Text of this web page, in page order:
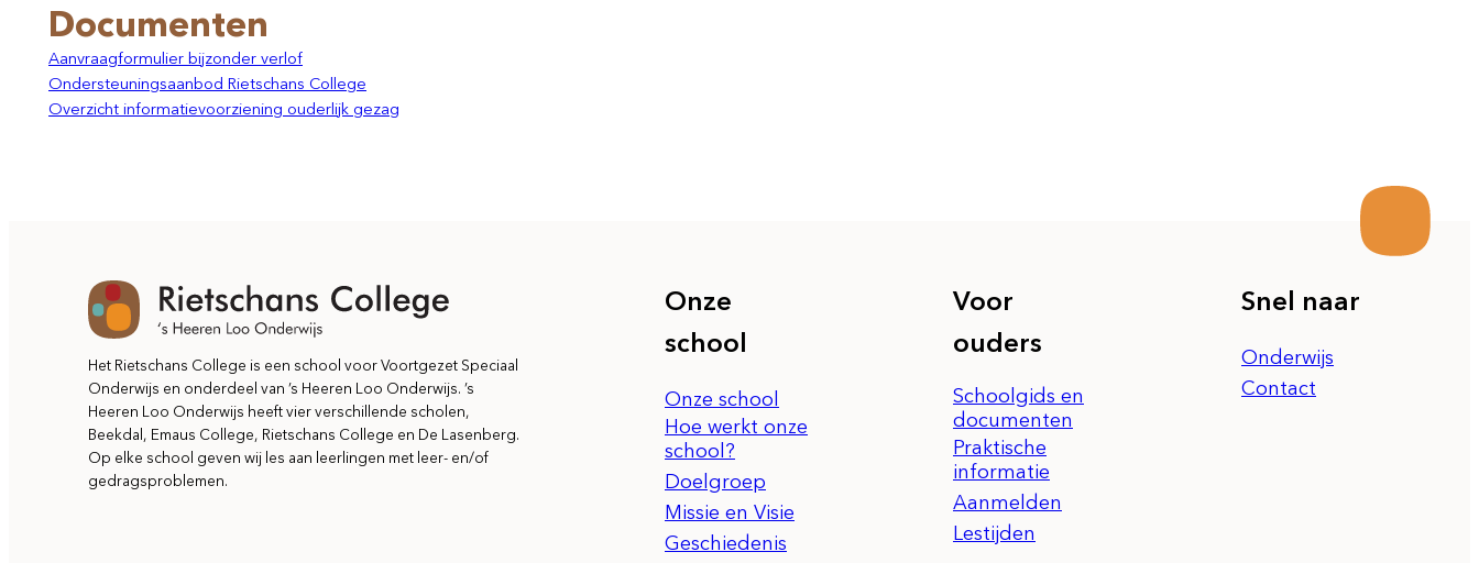
Documenten
Aanvraagformulier bijzonder verlof
Ondersteuningsaanbod Rietschans College
Overzicht informatievoorziening ouderlijk gezag
Onze
school
Onze school
Hoe werkt onze
school?
Doelgroep
Missie en Visie
Geschiedenis
Voor
ouders
Schoolgids en
documenten
Praktische
informatie
Aanmelden
Lestijden
Snel naar
Onderwijs
Contact
Het Rietschans College is een school voor Voortgezet Speciaal
Onderwijs en onderdeel van ’s Heeren Loo Onderwijs. ’s
Heeren Loo Onderwijs heeft vier verschillende scholen,
Beekdal, Emaus College, Rietschans College en De Lasenberg.
Op elke school geven wij les aan leerlingen met leer- en/of
gedragsproblemen.